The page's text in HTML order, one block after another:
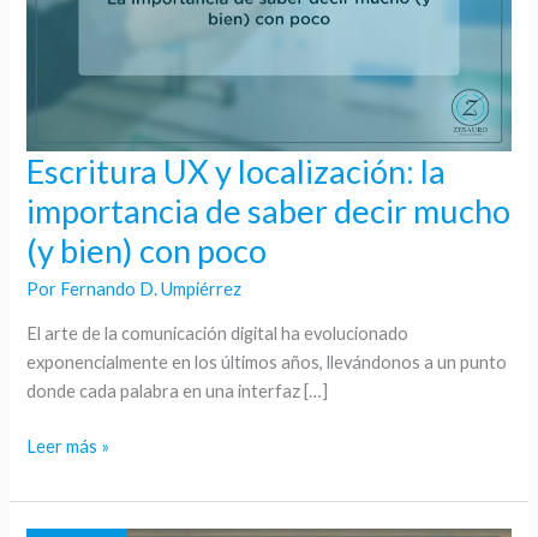
Escritura UX y localización: la
importancia de saber decir mucho
(y bien) con poco
Por Fernando D. Umpiérrez
El arte de la comunicación digital ha evolucionado
exponencialmente en los últimos años, llevándonos a un punto
donde cada palabra en una interfaz […]
Escritura
y
localización:
la
de
saber
decir
(y
Leer más »